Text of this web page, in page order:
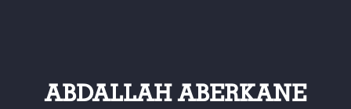
ABDALLAH ABERKANE